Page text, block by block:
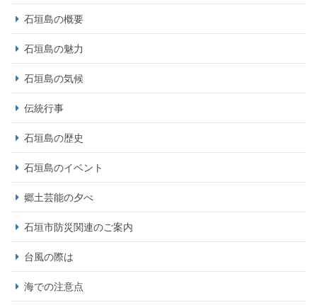
石垣島の概要
石垣島の魅力
石垣島の気候
伝統行事
石垣島の歴史
石垣島のイベント
郷土芸能の夕べ
石垣市防災関連のご案内
台風の際は
海での注意点